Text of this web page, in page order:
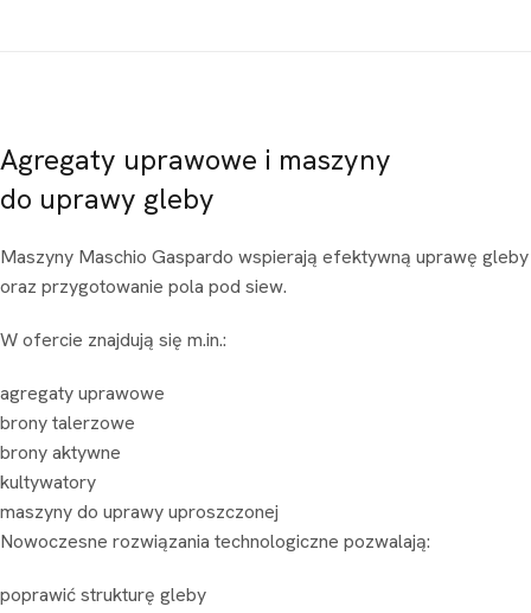
Agregaty uprawowe i maszyny
do uprawy gleby
Maszyny Maschio Gaspardo wspierają efektywną uprawę gleby
oraz przygotowanie pola pod siew.
W ofercie znajdują się m.in.:
agregaty uprawowe
brony talerzowe
brony aktywne
kultywatory
maszyny do uprawy uproszczonej
Nowoczesne rozwiązania technologiczne pozwalają:
poprawić strukturę gleby